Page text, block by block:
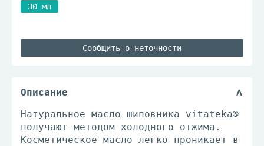
30 мл
Сообщить о неточности
Описание
Натуральное масло шиповника vitateka®
получают методом холодного отжима.
Косметическое масло легко проникает в